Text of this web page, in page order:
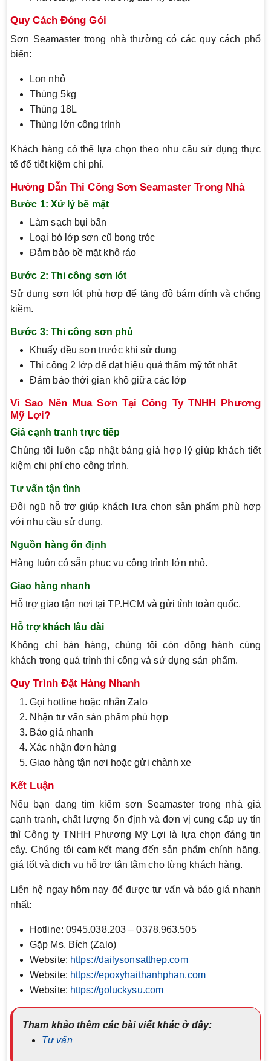
Quy Cách Đóng Gói
Sơn Seamaster trong nhà thường có các quy cách phổ
biến:
Lon nhỏ
Thùng 5kg
Thùng 18L
Thùng lớn công trình
Khách hàng có thể lựa chọn theo nhu cầu sử dụng thực
tế để tiết kiệm chi phí.
Hướng Dẫn Thi Công Sơn Seamaster Trong Nhà
Bước 1: Xử lý bề mặt
Làm sạch bụi bẩn
Loại bỏ lớp sơn cũ bong tróc
Đảm bảo bề mặt khô ráo
Bước 2: Thi công sơn lót
Sử dụng sơn lót phù hợp để tăng độ bám dính và chống
kiềm.
Bước 3: Thi công sơn phủ
Khuấy đều sơn trước khi sử dụng
Thi công 2 lớp để đạt hiệu quả thẩm mỹ tốt nhất
Đảm bảo thời gian khô giữa các lớp
Vì Sao Nên Mua Sơn Tại Công Ty TNHH Phương
Mỹ Lợi?
Giá cạnh tranh trực tiếp
Chúng tôi luôn cập nhật bảng giá hợp lý giúp khách tiết
kiệm chi phí cho công trình.
Tư vấn tận tình
Đội ngũ hỗ trợ giúp khách lựa chọn sản phẩm phù hợp
với nhu cầu sử dụng.
Nguồn hàng ổn định
Hàng luôn có sẵn phục vụ công trình lớn nhỏ.
Giao hàng nhanh
Hỗ trợ giao tận nơi tại TP.HCM và gửi tỉnh toàn quốc.
Hỗ trợ khách lâu dài
Không chỉ bán hàng, chúng tôi còn đồng hành cùng
khách trong quá trình thi công và sử dụng sản phẩm.
Quy Trình Đặt Hàng Nhanh
Gọi hotline hoặc nhắn Zalo
Nhận tư vấn sản phẩm phù hợp
Báo giá nhanh
Xác nhận đơn hàng
Giao hàng tận nơi hoặc gửi chành xe
Kết Luận
Nếu bạn đang tìm kiếm sơn Seamaster trong nhà giá
cạnh tranh, chất lượng ổn định và đơn vị cung cấp uy tín
thì Công ty TNHH Phương Mỹ Lợi là lựa chọn đáng tin
cậy. Chúng tôi cam kết mang đến sản phẩm chính hãng,
giá tốt và dịch vụ hỗ trợ tận tâm cho từng khách hàng.
Liên hệ ngay hôm nay để được tư vấn và báo giá nhanh
nhất:
Hotline: 0945.038.203 – 0378.963.505
Gặp Ms. Bích (Zalo)
Website: https://dailysonsatthep.com
Website: https://epoxyhaithanhphan.com
Website: https://goluckysu.com
Tham khảo thêm các bài viết khác ở đây:
Tư vấn